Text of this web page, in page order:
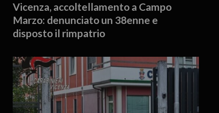
Vicenza, accoltellamento a Campo
Marzo: denunciato un 38enne e
disposto il rimpatrio